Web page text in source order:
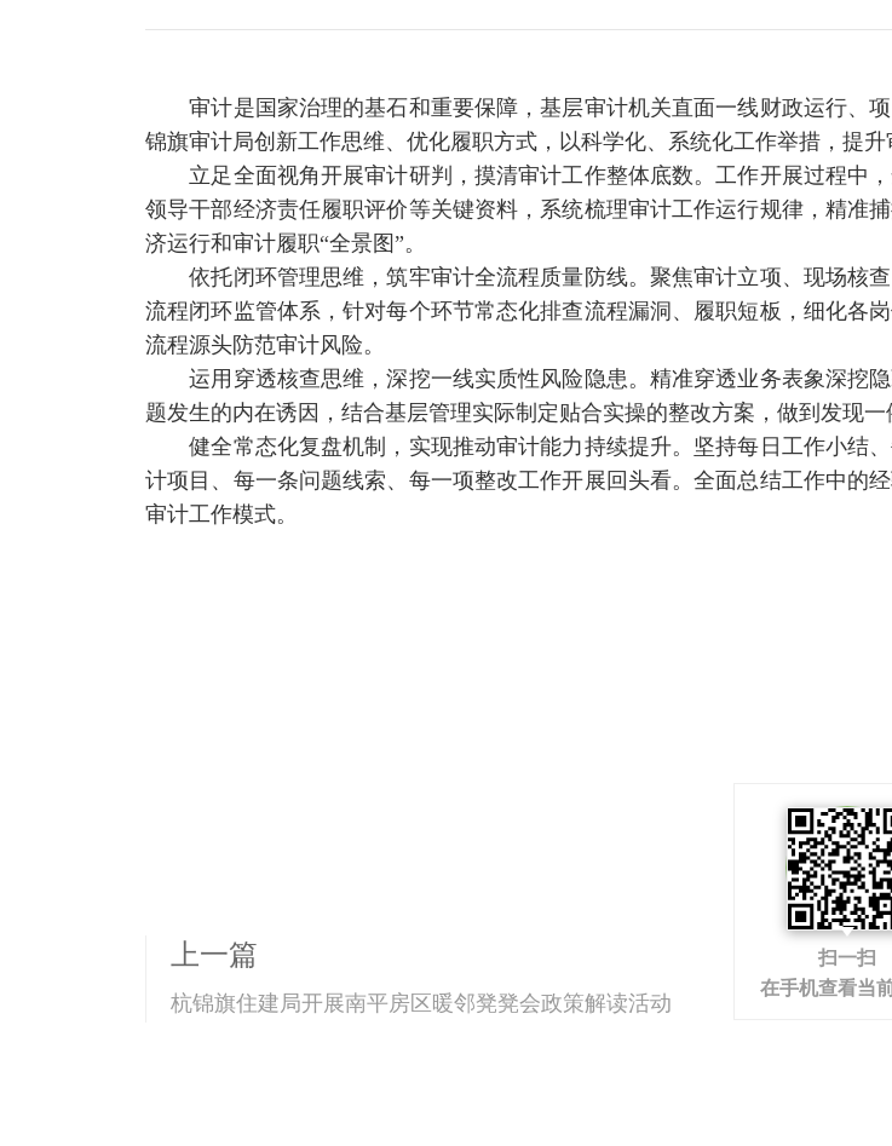
审计是国家治理的基石和重要保障，基层审计机关直面一线财政运行、
锦旗审计局创新工作思维、优化履职方式，以科学化、系统化工作举措，提升
立足全面视角开展审计研判，摸清审计工作整体底数。工作开展过程中
领导干部经济责任履职评价等关键资料，系统梳理审计工作运行规律，精准
济运行和审计履职“全景图”。
依托闭环管理思维，筑牢审计全流程质量防线。聚焦审计立项、现场核
流程闭环监管体系，针对每个环节常态化排查流程漏洞、履职短板，细化各
流程源头防范审计风险。
运用穿透核查思维，深挖一线实质性风险隐患。精准穿透业务表象深挖
题发生的内在诱因，结合基层管理实际制定贴合实操的整改方案，做到发现
健全常态化复盘机制，实现推动审计能力持续提升。坚持每日工作小结
计项目、每一条问题线索、每一项整改工作开展回头看。全面总结工作中的
审计工作模式。
上一篇
杭锦旗住建局开展南平房区暖邻凳凳会政策解读活动
扫一扫
在手机查看当